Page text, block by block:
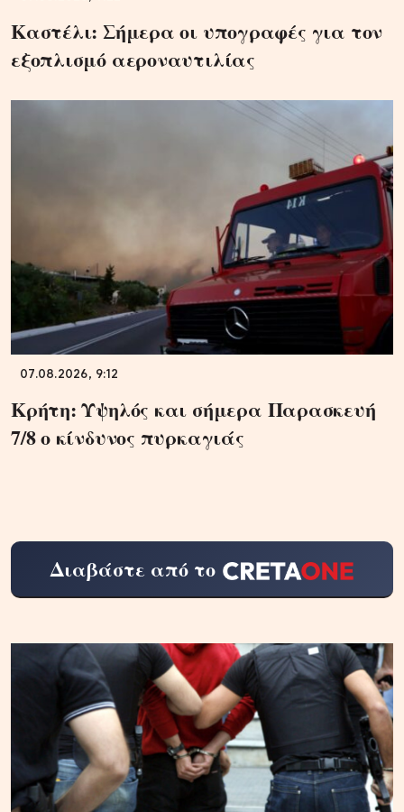
Καστέλι: Σήμερα οι υπογραφές για τον
εξοπλισμό αεροναυτιλίας
07.08.2026, 9:12
Κρήτη: Υψηλός και σήμερα Παρασκευή
7/8 ο κίνδυνος πυρκαγιάς
Διαβάστε από το